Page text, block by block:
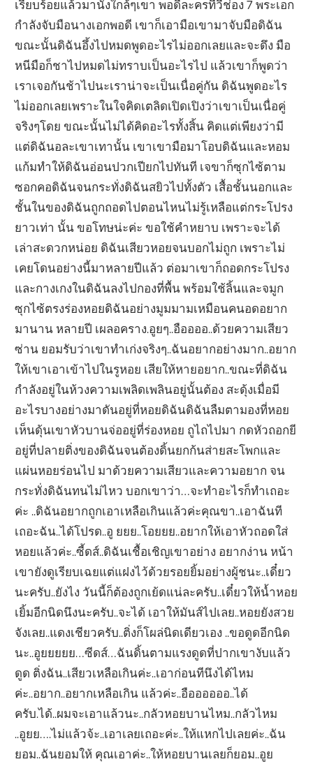
เรียบร้อยแล้วมานั่งใกล้ๆเขา พอดีละครทีวีช่อง 7 พระเอก
กำลังจับมือนางเอกพอดี เขาก็เอามือเขามาจับมือดิฉัน
ขณะนั้นดิฉันอึ้งไปหมดพูดอะไรไม่ออกเลยและจะดึง มือ
หนีมือก็ชาไปหมดไม่ทราบเป็นอะไรไป แล้วเขาก็พูดว่า
เราเจอกันช้าไปนะเราน่าจะเป็นเนื่อคู่กัน ดิฉันพูดอะไร
ไม่ออกเลยเพราะในใจคิดเตลิดเปิดเปิงว่าเขาเป็นเนื่อคู่
จริงๆโดย ขณะนั้นไม่ได้คิดอะไรทั้งสิ้น คิดแต่เพียงว่ามี
แต่ดิฉันอละเขาเทานั้น เขาเขามือมาโอบดิฉันและหอม
แก้มทำให้ดิฉันอ่อนปวกเปียกไปทันที เจขาก็ซุกไซ้ตาม
ซอกคอดิฉันจนกระทั่งดิฉันสยิวไปทั้งตัว เสื้อชั้นนอกและ
ชั้นในของดิฉันถูกถอดไปตอนไหนไม่รู้เหลือแต่กระโปรง
ยาวเท่า นั้น ขอโทษน่ะค่ะ ขอใช้คำหยาบ เพราะจะได้
เล่าสะดวกหน่อย ดิฉันเสียวหอยจนบอกไม่ถูก เพราะไม่
เคยโดนอย่างนี้มาหลายปีแล้ว ต่อมาเขาก็ถอดกระโปรง
และกางเกงในดิฉันลงไปกองที่พื้น พร้อมใช้ลิ้นและจมูก
ซุกไซ้ตรงร่องหอยดิฉันอย่างมูมมามเหมือนคนอดอยาก
มานาน หลายปี เผลอคราง.อูยๆ..อืออออ..ด้วยความเสียว
ซ่าน ยอมรับว่าเขาทำเก่งจริงๆ..ฉันอยากอย่างมาก..อยาก
ให้เขาเอาเข้าไปในรูหอย เสียให้หายอยาก..ขณะที่ดิฉัน
กำลังอยู่ในห้วงความเพลิดเพลินอยู่นั้นต้อง สะดุ้งเมื่อมี
อะไรบางอย่างมาดันอยู่ที่หอยดิฉันดิฉันลืมตามองที่หอย
เห็นดุ้นเขาหัวบานจ่ออยู่ที่ร่องหอย ถูไถไปมา กดหัวถอกยี
อยู่ที่ปลายติ่งของดิฉันจนต้องดิ้นยกก้นส่ายสะโพกและ
แผ่นหอยร่อนไป มาด้วยความเสียวและความอยาก จน
กระทั่งดิฉันทนไม่ไหว บอกเขาว่า…จะทำอะไรก็ทำเถอะ
ค่ะ ..ดิฉันอยากถูกเอาเหลือเกินแล้วค่ะคุณขา..เอาฉันที
เถอะฉัน..ได้โปรด..อู ยยย..โอยยย..อยากให้เอาหัวถอดใส่
หอยแล้วค่ะ..ซี้ดส์..ดิฉันเชื้อเชิญเขาอย่าง อยากง่าน หน้า
เขายังดูเรียบเฉยแต่แฝงไว้ด้วยรอยยิ้มอย่างผู้ชนะ..เดี๋ยว
นะครับ..ยังไง วันนี้ก็ต้องถูกเย้ดแน่ละครับ..เดี๋ยวให้น้ำหอย
เยิ้มอีกนิดนึงนะครับ..จะได้ เอาให้มันส์ไปเลย..หอยยังสวย
จังเลย..แดงเชียวครับ..ติ่งก็โผล่นิดเดียวเอง ..ขอดูดอีกนิด
นะ..อูยยยยย…ซีดส์…ฉันดิ้นตามแรงดูดที่ปากเขางับแล้ว
ดูด ติ่งฉัน..เสียวเหลือเกินค่ะ..เอาก่อนทีนึงได้ไหม
ค่ะ..อยาก..อยากเหลือเกิน แล้วค่ะ..อืออออออ..ได้
ครับ.ได้..ผมจะเอาแล้วนะ..กลัวหอยบานไหม..กลัวไหม
..อูยย….ไม่แล้วจ้ะ..เอาเลยเถอะค่ะ..ให้แหกไปเลยค่ะ..ฉัน
ยอม..ฉันยอมให้ คุณเอาค่ะ..ให้หอยบานเลยก็ยอม..อูย